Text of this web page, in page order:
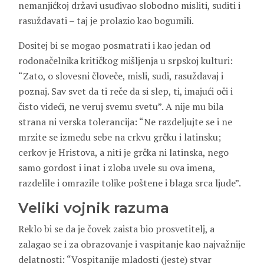
nemanjićkoj državi usuđivao slobodno misliti, suditi i
rasuždavati – taj je prolazio kao bogumili.
Dositej bi se mogao posmatrati i kao jedan od
rodonačelnika kritičkog mišljenja u srpskoj kulturi:
“Zato, o slovesni človeče, misli, sudi, rasuždavaj i
poznaj. Sav svet da ti reče da si slep, ti, imajući oči i
čisto videći, ne veruj svemu svetu”. A nije mu bila
strana ni verska tolerancija: “Ne razdeljujte se i ne
mrzite se između sebe na crkvu grčku i latinsku;
cerkov je Hristova, a niti je grčka ni latinska, nego
samo gordost i inat i zloba uvele su ova imena,
razdelile i omrazile tolike poštene i blaga srca ljude”.
Veliki vojnik razuma
Reklo bi se da je čovek zaista bio prosvetitelj, a
zalagao se i za obrazovanje i vaspitanje kao najvažnije
delatnosti: “Vospitanije mladosti (jeste) stvar